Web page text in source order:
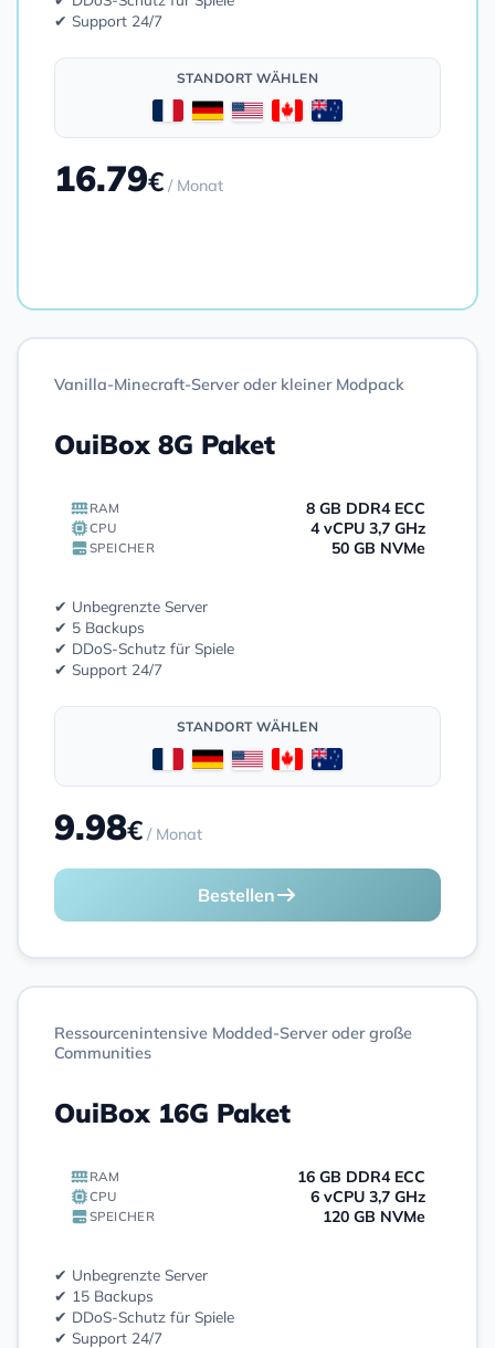
Vanilla-Minecraft-Server oder kleiner Modpack
OuiBox 8G Paket
RAM 8 GB DDR4 ECC
CPU 4 vCPU 3,7 GHz
SPEICHER 50 GB NVMe
✔ Unbegrenzte Server
✔ 5 Backups
✔ DDoS-Schutz für Spiele
✔ Support 24/7
STANDORT WÄHLEN
9.98€ / Monat
Bestellen
✔ Support 24/7
STANDORT WÄHLEN
16.79€ / Monat
Ressourcenintensive Modded-Server oder große
Communities
OuiBox 16G Paket
RAM 16 GB DDR4 ECC
CPU 6 vCPU 3,7 GHz
SPEICHER 120 GB NVMe
✔ Unbegrenzte Server
✔ 15 Backups
✔ DDoS-Schutz für Spiele
✔ Support 24/7